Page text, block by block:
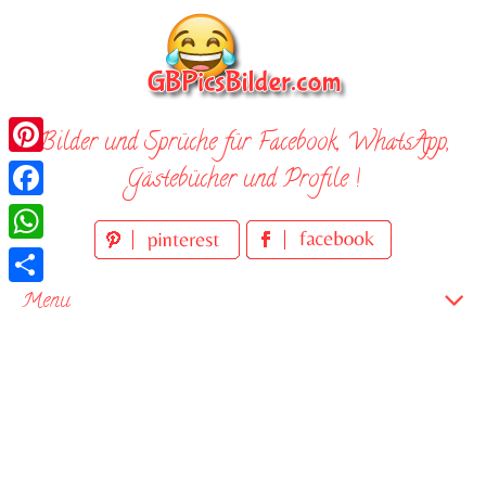
Bilder und Sprüche für Facebook, WhatsApp,
Gästebücher und Profile !
Menu
Pinterest
Facebook
WhatsApp
Teilen